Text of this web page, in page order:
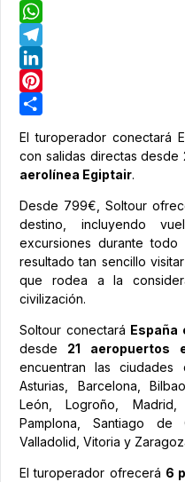
Twitter
WhatsApp
Telegram
LinkedIn
Pinterest
El turoperador conectará
con salidas directas desde
aerolínea Egiptair.
Desde 799€, Soltour
destino, incluyendo
excursiones durante todo
resultado tan sencillo
que rodea a la
civilización.
Soltour conectará España
desde 21 aeropuertos
encuentran las ciudades
Asturias, Barcelona,
León, Logroño,
Pamplona, Santiago de
Valladolid, Vitoria y
El turoperador ofrecerá 6